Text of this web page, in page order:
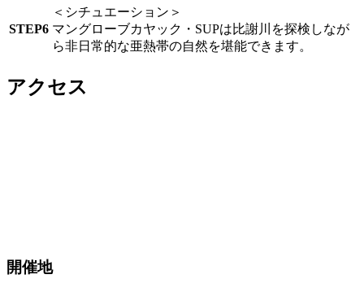
STEP6
＜シチュエーション＞
マングローブカヤック・SUPは比謝川を探検しなが
ら非日常的な亜熱帯の自然を堪能できます。
アクセス
開催地